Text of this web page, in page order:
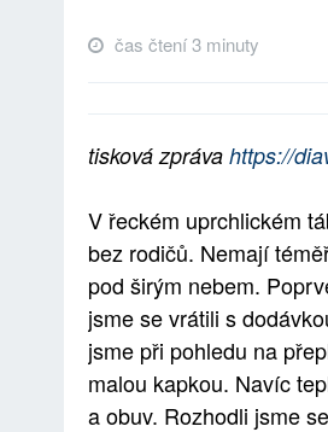
čas čtení 3 minuty
tisková zpráva https://
V řeckém uprchlickém
bez rodičů. Nemají
pod širým nebem.
jsme se vrátili s
jsme při pohledu na
malou kapkou. Navíc
a obuv. Rozhodli jsme